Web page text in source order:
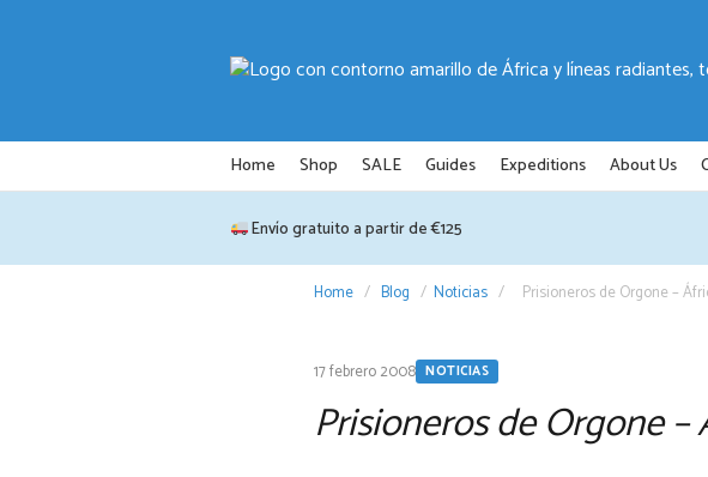
Home Shop SALE Guides Expeditions About Us
Envío gratuito a partir de €125
Home / Blog / Noticias / Prisioneros de Orgone –
17 febrero 2008 NOTICIAS
Prisioneros de Orgone